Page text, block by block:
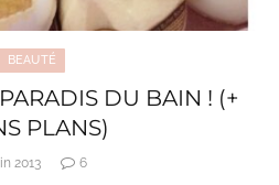
BEAUTÉ
DU BAIN ! (+
PLANS)
2013 6